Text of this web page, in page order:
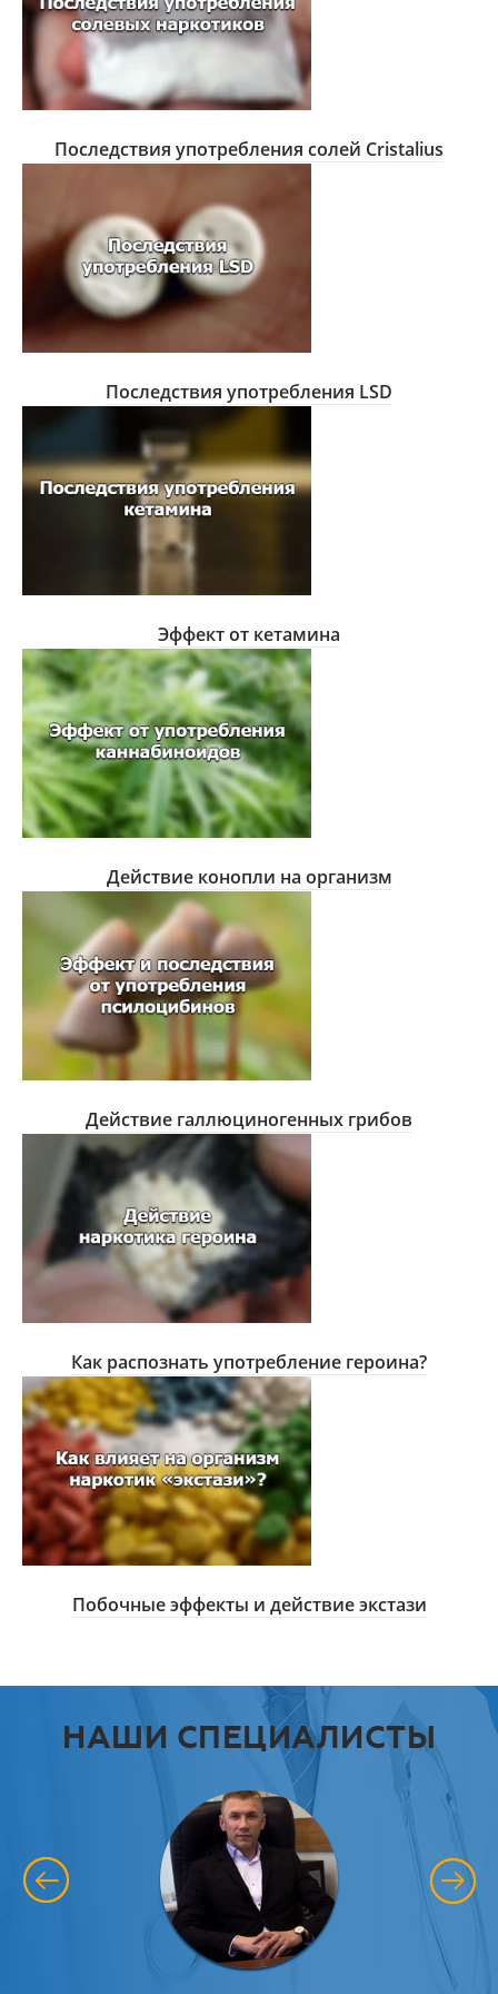
Последствия употребления солей Cristalius
Последствия употребления LSD
Эффект от кетамина
Действие конопли на организм
Действие галлюциногенных грибов
Как распознать употребление героина?
Побочные эффекты и действие экстази
НАШИ СПЕЦИАЛИСТЫ